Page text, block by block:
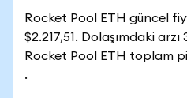
Rocket Pool ETH güncel
$2.217,51. Dolaşımdaki
Rocket Pool ETH toplam
.